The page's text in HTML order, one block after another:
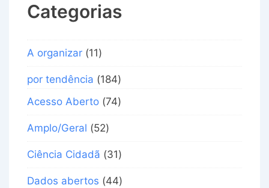
Categorias
A organizar (11)
por tendência (184)
Acesso Aberto (74)
Amplo/Geral (52)
Ciência Cidadã (31)
Dados abertos (44)